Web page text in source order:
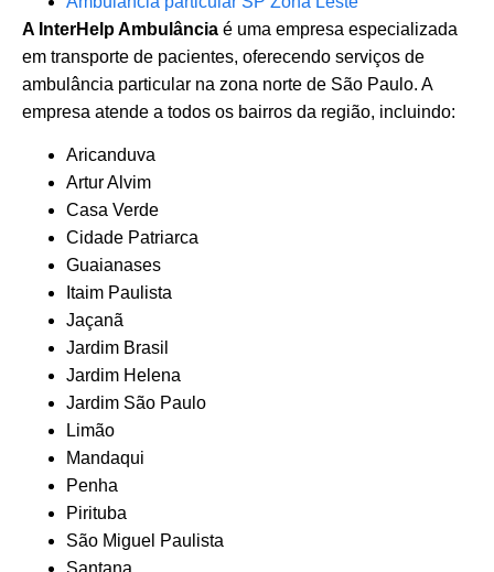
A InterHelp Ambulância é uma empresa especializada
em transporte de pacientes, oferecendo serviços de
ambulância particular na zona norte de São Paulo. A
empresa atende a todos os bairros da região, incluindo:
Aricanduva
Artur Alvim
Casa Verde
Cidade Patriarca
Guaianases
Itaim Paulista
Jaçanã
Jardim Brasil
Jardim Helena
Jardim São Paulo
Limão
Mandaqui
Penha
Pirituba
São Miguel Paulista